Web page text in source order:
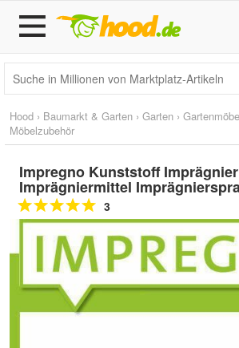
Hood › Baumarkt & Garten › Garten ›
Möbelzubehör
Impregno Kunststoff
Imprägniermittel
3